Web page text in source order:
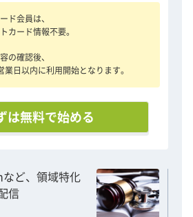
ド会員は、
カード情報不要。
の確認後、
業日以内に利用開始となります。
は無料で始める
ど、領域特化
信